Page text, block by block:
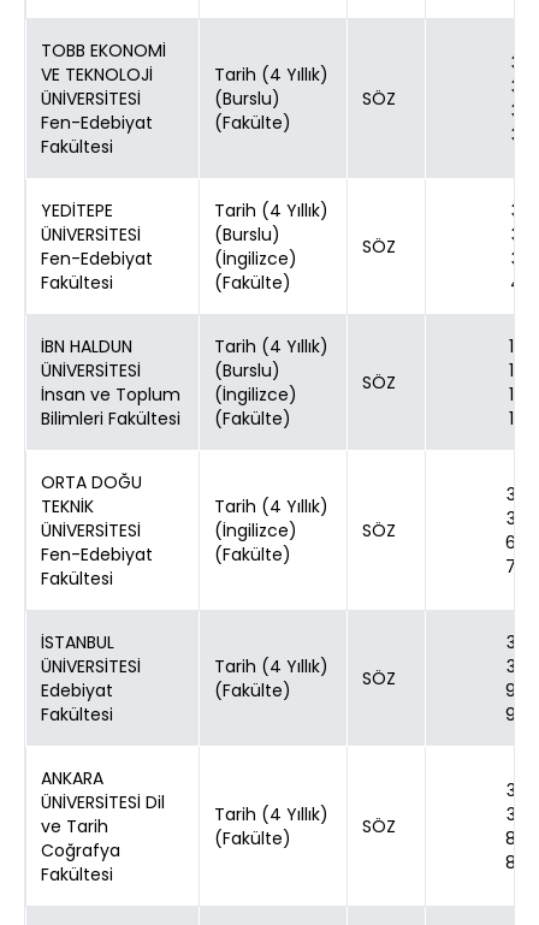
TOBB EKONOMİ
VE TEKNOLOJİ
ÜNİVERSİTESİ
Fen-Edebiyat
Fakültesi
Tarih (4 Yıllık)
(Burslu)
(Fakülte)
SÖZ
3
3
3
3
YEDİTEPE
ÜNİVERSİTESİ
Fen-Edebiyat
Fakültesi
Tarih (4 Yıllık)
(Burslu)
(İngilizce)
(Fakülte)
SÖZ
3
3
3
4
İBN HALDUN
ÜNİVERSİTESİ
İnsan ve Toplum
Bilimleri Fakültesi
Tarih (4 Yıllık)
(Burslu)
(İngilizce)
(Fakülte)
SÖZ
10
10
12
10
ORTA DOĞU
TEKNİK
ÜNİVERSİTESİ
Fen-Edebiyat
Fakültesi
Tarih (4 Yıllık)
(İngilizce)
(Fakülte)
SÖZ
30
30
60
70
İSTANBUL
ÜNİVERSİTESİ
Edebiyat
Fakültesi
Tarih (4 Yıllık)
(Fakülte)
SÖZ
30
30
90
90
ANKARA
ÜNİVERSİTESİ Dil
ve Tarih
Coğrafya
Fakültesi
Tarih (4 Yıllık)
(Fakülte)
SÖZ
30
30
80
80